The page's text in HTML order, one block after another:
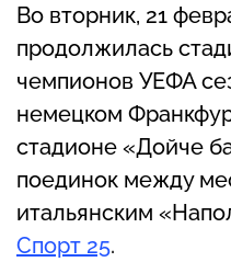
Во вторник, 21
продолжилась
чемпионов УЕФА
немецком
стадионе «Дойче
поединок между
итальянским
Спорт 25.